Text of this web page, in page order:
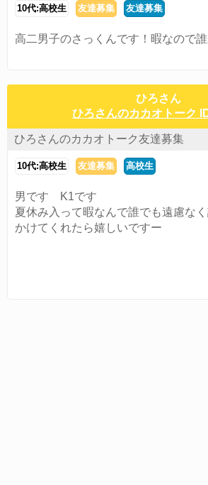
10代:高校生 友達募集 友達募集
高二男子のさっくんです！暇なので誰
ひろさん
ひろさんのカカオトーク
ひろさんのカカオトーク友達募集
10代:高校生 友達募集 高校生
男です K1です
夏休み入って暇なんで誰でも遠慮な
かけてくれたら嬉しいですー